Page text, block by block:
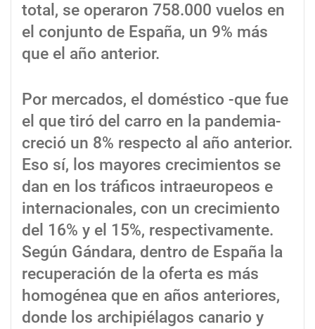
total, se operaron 758.000 vuelos en
el conjunto de España, un 9% más
que el año anterior.
Por mercados, el doméstico -que fue
el que tiró del carro en la pandemia-
creció un 8% respecto al año anterior.
Eso sí, los mayores crecimientos se
dan en los tráficos intraeuropeos e
internacionales, con un crecimiento
del 16% y el 15%, respectivamente.
Según Gándara, dentro de España la
recuperación de la oferta es más
homogénea que en años anteriores,
donde los archipiélagos canario y